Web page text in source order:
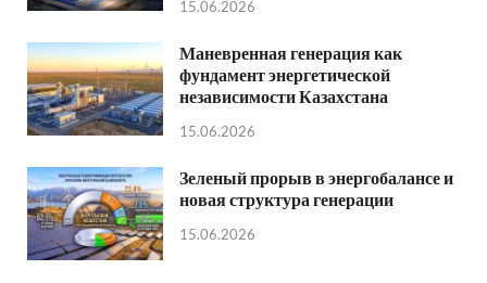
15.06.2026
Маневренная генерация как
фундамент энергетической
независимости Казахстана
15.06.2026
Зеленый прорыв в энергобалансе и
новая структура генерации
15.06.2026